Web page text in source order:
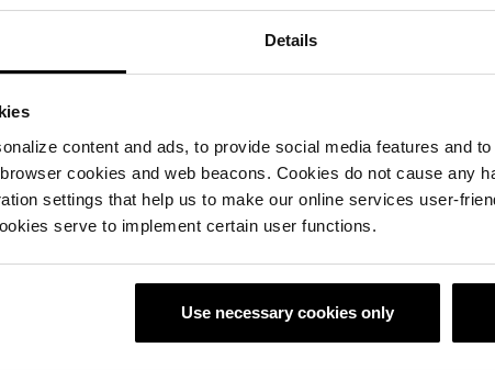
Details
content and ads, to provide social media features and
cookies and web beacons. Cookies do not cause any
settings that help us to make our online services user-
serve to implement certain user functions.
Use necessary cookies only
krovom